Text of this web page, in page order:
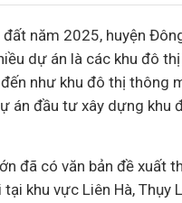
năm 2025, huyện
dự án là các khu đô
như khu đô thị thông
án đầu tư xây dựng khu
đã có văn bản đề xuất
khu vực Liên Hà,